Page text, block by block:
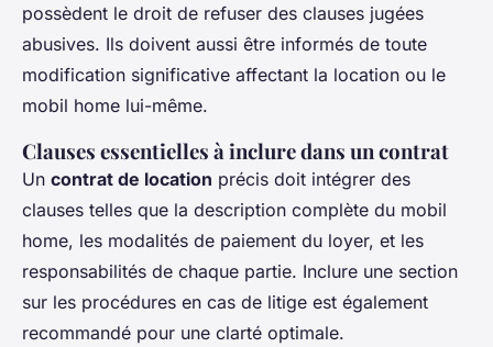
possèdent le droit de refuser des clauses jugées
abusives. Ils doivent aussi être informés de toute
modification significative affectant la location ou le
mobil home lui-même.
Clauses essentielles à inclure dans un contrat
Un contrat de location précis doit intégrer des
clauses telles que la description complète du mobil
home, les modalités de paiement du loyer, et les
responsabilités de chaque partie. Inclure une section
sur les procédures en cas de litige est également
recommandé pour une clarté optimale.